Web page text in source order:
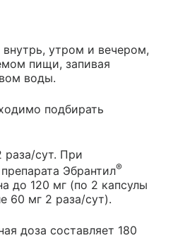
утром и вечером,
пищи, запивая
воды.
подбирать
раза/сут. При
Эбрантил®
до 120 мг (по 2 капсулы
60 мг 2 раза/сут).
доза составляет 180